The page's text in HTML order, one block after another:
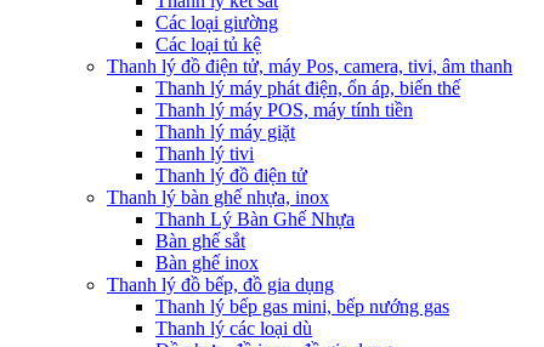
Các loại giường
Các loại tủ kệ
Thanh lý đồ điện tử, máy Pos, camera, tivi, âm thanh
Thanh lý máy phát điện, ổn áp, biến thế
Thanh lý máy POS, máy tính tiền
Thanh lý máy giặt
Thanh lý tivi
Thanh lý đồ điện tử
Thanh lý bàn ghế nhựa, inox
Thanh Lý Bàn Ghế Nhựa
Bàn ghế sắt
Bàn ghế inox
Thanh lý đồ bếp, đồ gia dụng
Thanh lý bếp gas mini, bếp nướng gas
Thanh lý các loại dù